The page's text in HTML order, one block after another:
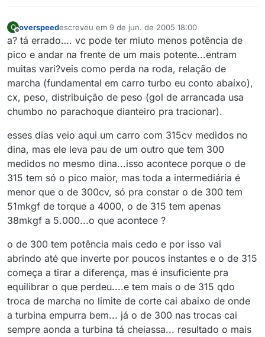
O
Offline
overspeedescreveu em 9 de jun. de 2005 18:00
última edição por
a? tá errado…. vc pode ter miuto menos potência de
pico e andar na frente de um mais potente...entram
muitas vari?veis como perda na roda, relação de
marcha (fundamental em carro turbo eu conto abaixo),
cx, peso, distribuição de peso (gol de arrancada usa
chumbo no parachoque dianteiro pra tracionar).
esses dias veio aqui um carro com 315cv medidos no
dina, mas ele leva pau de um outro que tem 300
medidos no mesmo dina...isso acontece porque o de
315 tem só o pico maior, mas toda a intermediária é
menor que o de 300cv, só pra constar o de 300 tem
51mkgf de torque a 4000, o de 315 tem apenas
38mkgf a 5.000...o que acontece ?
o de 300 tem potência mais cedo e por isso vai
abrindo até que inverte por poucos instantes e o de 315
começa a tirar a diferença, mas é insuficiente pra
equilibrar o que perdeu....e tem mais o de 315 qdo
troca de marcha no limite de corte cai abaixo de onde
a turbina empurra bem... já o de 300 nas trocas cai
sempre aonda a turbina tá cheiassa... resultado o mais